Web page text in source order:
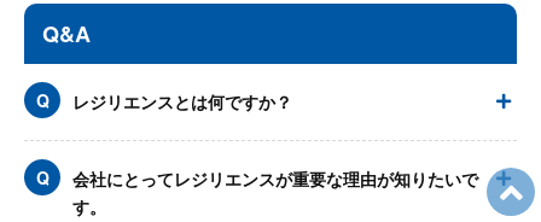
Q&A
レジリエンスとは何ですか？
会社にとってレジリエンスが重要な理由が知りたいで
す。